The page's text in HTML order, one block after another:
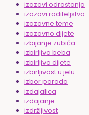
izazovi odrastanja
izazovi roditeljstva
izazovne teme
izazovno dijete
izbijanje zubića
izbirljiva beba
izbirljivo dijete
izbirljivost u jelu
izbor poroda
izdajalica
izdajanje
izdržljivost